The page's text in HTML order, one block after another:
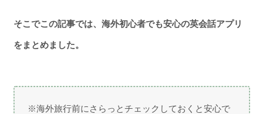
そこでこの記事では、海外初心者でも安心の英会話アプリ
をまとめました。
※海外旅行前にさらっとチェックしておくと安心で